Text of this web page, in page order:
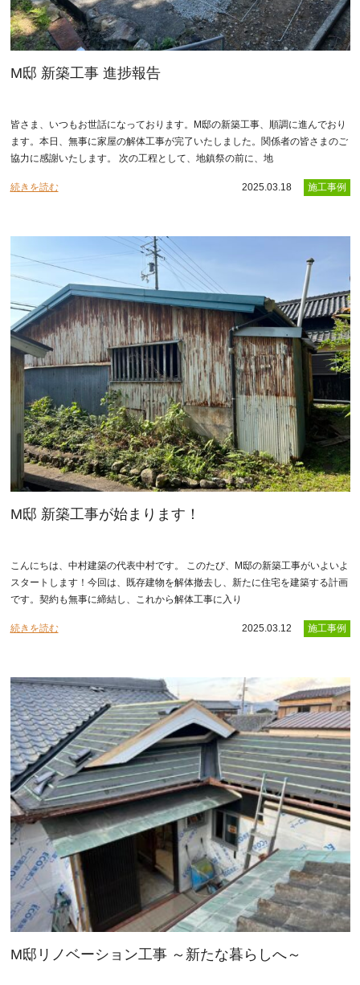
M邸 新築工事 進捗報告
皆さま、いつもお世話になっております。M邸の新築工事、順調に進んでおり
ます。本日、無事に家屋の解体工事が完了いたしました。関係者の皆さまのご
協力に感謝いたします。 次の工程として、地鎮祭の前に、地
続きを読む 2025.03.18 施工事例
M邸 新築工事が始まります！
こんにちは、中村建築の代表中村です。 このたび、M邸の新築工事がいよいよ
スタートします！今回は、既存建物を解体撤去し、新たに住宅を建築する計画
です。契約も無事に締結し、これから解体工事に入り
続きを読む 2025.03.12 施工事例
M邸リノベーション工事 ～新たな暮らしへ～